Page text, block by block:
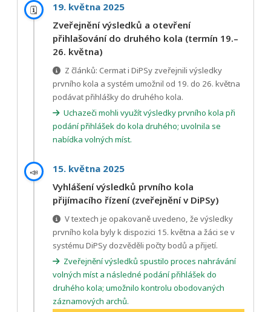
🗓️
19. května 2025
Zveřejnění výsledků a otevření
přihlašování do druhého kola (termín 19.–
26. května)
Z článků: Cermat i DiPSy zveřejnili výsledky
prvního kola a systém umožnil od 19. do 26. května
podávat přihlášky do druhého kola.
Uchazeči mohli využít výsledky prvního kola při
podání přihlášek do kola druhého; uvolnila se
nabídka volných míst.
📣
15. května 2025
Vyhlášení výsledků prvního kola
přijímacího řízení (zveřejnění v DiPSy)
V textech je opakovaně uvedeno, že výsledky
prvního kola byly k dispozici 15. května a žáci se v
systému DiPSy dozvěděli počty bodů a přijetí.
Zveřejnění výsledků spustilo proces nahrávání
volných míst a následné podání přihlášek do
druhého kola; umožnilo kontrolu obodovaných
záznamových archů.